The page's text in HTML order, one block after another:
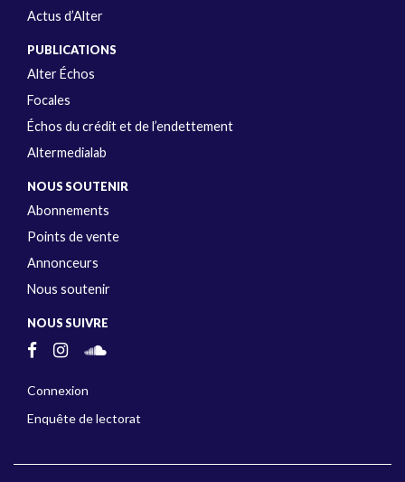
Actus d’Alter
PUBLICATIONS
Alter Échos
Focales
Échos du crédit et de l’endettement
Altermedialab
NOUS SOUTENIR
Abonnements
Points de vente
Annonceurs
Nous soutenir
NOUS SUIVRE
Connexion
Enquête de lectorat